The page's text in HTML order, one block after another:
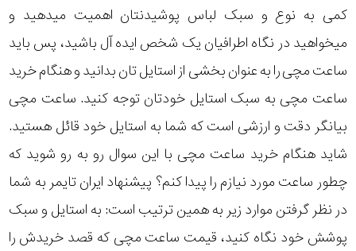
کمی به نوع و سبک لباس پوشیدنتان اهمیت میدهید و
میخواهید در نگاه اطرافیان یک شخص ایده آل باشید، پس باید
ساعت مچی را به عنوان بخشی از استایل تان بدانید و هنگام خرید
ساعت مچی به سبک استایل خودتان توجه کنید. ساعت مچی
بیانگر دقت و ارزشی است که شما به استایل خود قائل هستید.
شاید هنگام خرید ساعت مچی با این سوال رو به رو شوید که
چطور ساعت مورد نیازم را پیدا کنم؟ پیشنهاد ایران تایمر به شما
در نظر گرفتن موارد زیر به همین ترتیب است: به استایل و سبک
پوشش خود نگاه کنید، قیمت ساعت مچی که قصد خریدش را